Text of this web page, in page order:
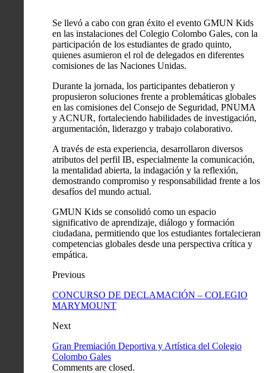
Se llevó a cabo con gran éxito el evento GMUN Kids
en las instalaciones del Colegio Colombo Gales, con la
participación de los estudiantes de grado quinto,
quienes asumieron el rol de delegados en diferentes
comisiones de las Naciones Unidas.
Durante la jornada, los participantes debatieron y
propusieron soluciones frente a problemáticas globales
en las comisiones del Consejo de Seguridad, PNUMA
y ACNUR, fortaleciendo habilidades de investigación,
argumentación, liderazgo y trabajo colaborativo.
A través de esta experiencia, desarrollaron diversos
atributos del perfil IB, especialmente la comunicación,
la mentalidad abierta, la indagación y la reflexión,
demostrando compromiso y responsabilidad frente a los
desafíos del mundo actual.
GMUN Kids se consolidó como un espacio
significativo de aprendizaje, diálogo y formación
ciudadana, permitiendo que los estudiantes fortalecieran
competencias globales desde una perspectiva crítica y
empática.
Previous
CONCURSO DE DECLAMACIÓN – COLEGIO
MARYMOUNT
Next
Gran Premiación Deportiva y Artística del Colegio
Colombo Gales
Comments are closed.